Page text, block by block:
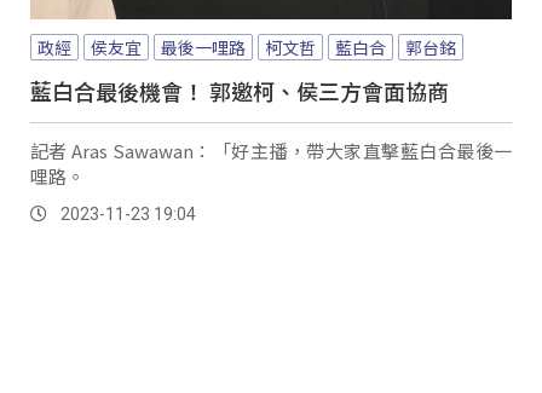
政經 侯友宜 最後一哩路 柯文哲 藍白合 郭台銘
藍白合最後機會！ 郭邀柯、侯三方會面協商
記者 Aras Sawawan：「好主播，帶大家直擊藍白合最後一
哩路。
2023-11-23 19:04